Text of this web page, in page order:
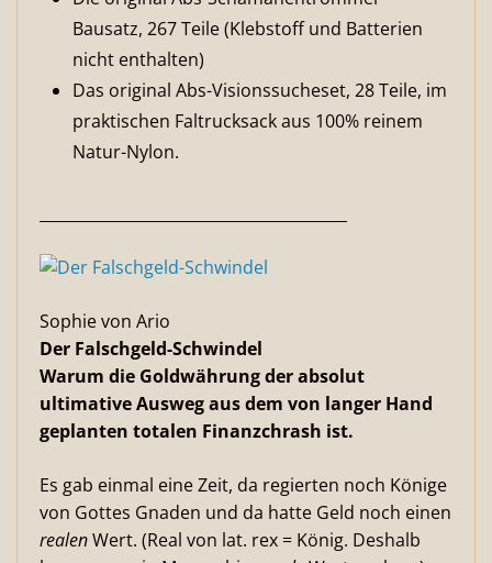
Bausatz, 267 Teile (Klebstoff und Batterien
nicht enthalten)
Das original Abs-Visionssucheset, 28 Teile, im
praktischen Faltrucksack aus 100% reinem
Natur-Nylon.
Sophie von Ario
Der Falschgeld-Schwindel
Warum die Goldwährung der absolut
ultimative Ausweg aus dem von langer Hand
geplanten totalen Finanzchrash ist.
Es gab einmal eine Zeit, da regierten noch Könige
von Gottes Gnaden und da hatte Geld noch einen
realenWert. (Real von lat. rex = König. Deshalb